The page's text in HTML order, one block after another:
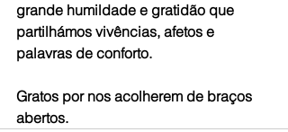
grande humildade e gratidão que
partilhámos vivências, afetos e
palavras de conforto.
Gratos por nos acolherem de braços
abertos.